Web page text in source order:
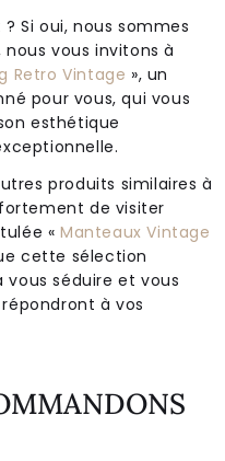
Si oui, nous sommes
vous invitons à
Retro Vintage », un
pour vous, qui vous
esthétique
produits similaires à
de visiter
«Manteaux Vintage
cette sélection
séduire et vous
à vos